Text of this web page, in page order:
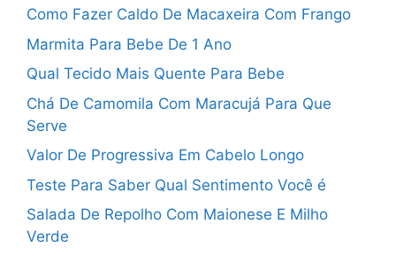
Como Fazer Caldo De Macaxeira Com Frango
Marmita Para Bebe De 1 Ano
Qual Tecido Mais Quente Para Bebe
Chá De Camomila Com Maracujá Para Que
Serve
Valor De Progressiva Em Cabelo Longo
Teste Para Saber Qual Sentimento Você é
Salada De Repolho Com Maionese E Milho
Verde